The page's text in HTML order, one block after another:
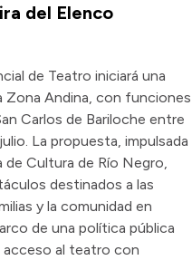
del Elenco
de Teatro iniciará una
Zona Andina, con funciones
Carlos de Bariloche entre
La propuesta, impulsada
de Cultura de Río Negro,
destinados a las
y la comunidad en
de una política pública
acceso al teatro con